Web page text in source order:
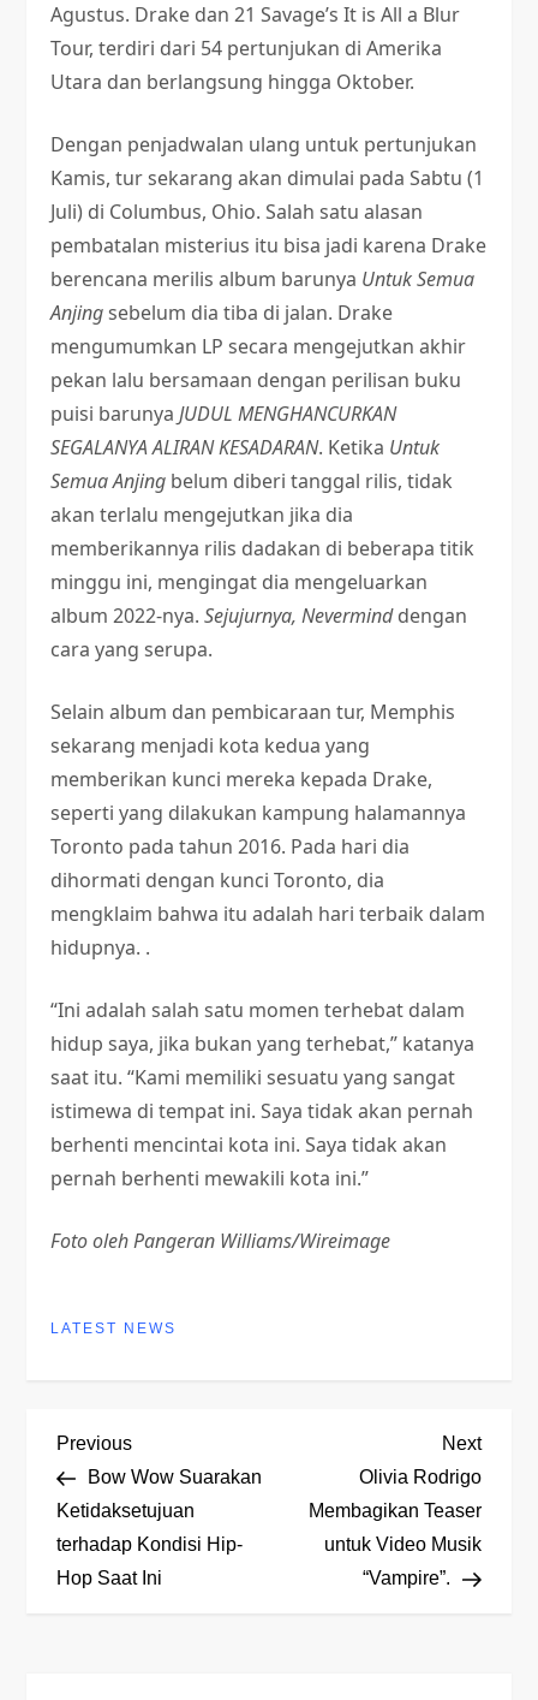
Agustus. Drake dan 21 Savage’s It is All a Blur
Tour, terdiri dari 54 pertunjukan di Amerika
Utara dan berlangsung hingga Oktober.
Dengan penjadwalan ulang untuk pertunjukan
Kamis, tur sekarang akan dimulai pada Sabtu (1
Juli) di Columbus, Ohio. Salah satu alasan
pembatalan misterius itu bisa jadi karena Drake
berencana merilis album barunya Untuk Semua
Anjingsebelum dia tiba di jalan. Drake
mengumumkan LP secara mengejutkan akhir
pekan lalu bersamaan dengan perilisan buku
puisi barunyaJUDUL MENGHANCURKAN
SEGALANYA ALIRAN KESADARAN. Ketika Untuk
Semua Anjing belum diberi tanggal rilis, tidak
akan terlalu mengejutkan jika dia
memberikannya rilis dadakan di beberapa titik
minggu ini, mengingat dia mengeluarkan
album 2022-nya.Sejujurnya, Neverminddengan
cara yang serupa.
Selain album dan pembicaraan tur, Memphis
sekarang menjadi kota kedua yang
memberikan kunci mereka kepada Drake,
seperti yang dilakukan kampung halamannya
Toronto pada tahun 2016. Pada hari dia
dihormati dengan kunci Toronto, dia
mengklaim bahwa itu adalah hari terbaik dalam
hidupnya. .
“Ini adalah salah satu momen terhebat dalam
hidup saya, jika bukan yang terhebat,” katanya
saat itu. “Kami memiliki sesuatu yang sangat
istimewa di tempat ini. Saya tidak akan pernah
berhenti mencintai kota ini. Saya tidak akan
pernah berhenti mewakili kota ini.”
Foto oleh Pangeran Williams/Wireimage
LATEST NEWS
P
o
s
Previous
Post
Previous
Bow Wow Suarakan
Ketidaksetujuan
terhadap Kondisi Hip-
Hop Saat Ini
Next
Post
Next
Olivia Rodrigo
Membagikan Teaser
untuk Video Musik
“Vampire”.